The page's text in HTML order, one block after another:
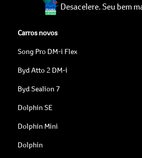
Desacelere. Seu bem
Carros novos
Song Pro DM-i Flex
Byd Atto 2 DM-i
Byd Sealion 7
Dolphin SE
Dolphin Mini
Dolphin